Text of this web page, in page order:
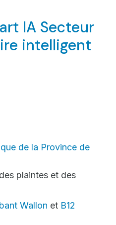
IA Secteur
intelligent
de la Province de
plaintes et des
Wallon et B12